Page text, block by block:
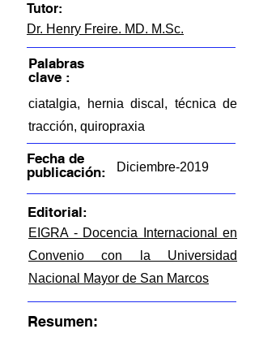
Tutor:
Dr. Henry Freire. MD. M.Sc.
Palabras
clave :
ciatalgia, hernia discal, técnica de
tracción, quiropraxia
Fecha de
publicación:
Diciembre-2019
Editorial:
EIGRA - Docencia Internacional en
Convenio con la Universidad
Nacional Mayor de San Marcos
Resumen: